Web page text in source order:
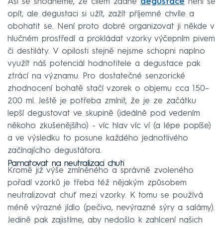
Asi se shodneme, že cílem žádné degustace není se
opít, ale degustaci si užít, zažít příjemné chvíle a
obohatit se. Není proto dobré organizovat ji někde v
hlučném prostředí a prokládat vzorky výčepním pivem
či destiláty. V opilosti stejně nejsme schopni naplno
využít náš potenciál hodnotitele a degustace pak
ztrácí na významu. Pro dostatečné senzorické
zhodnocení bohatě stačí vzorek o objemu cca 150–
200 ml. Ještě je potřeba zmínit, že je ze začátku
lepší degustovat ve skupině (ideálně pod vedením
někoho zkušenějšího) - víc hlav víc ví (a lépe popíše)
a ve výsledku to posune každého jednotlivého
začínajícího degustátora.
Pamatovat na neutralizaci chuti
Kromě již výše zmíněného a správně zvoleného
pořadí vzorků je třeba též nějakým způsobem
neutralizovat chuť mezi vzorky. K tomu se používá
méně výrazné jídlo (pečivo, nevýrazné sýry a salámy).
Jedině pak zajistíme, aby nedošlo k zahlcení našich